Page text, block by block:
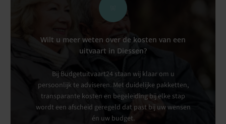
Wilt u meer weten over de kosten van een
uitvaart in Diessen?
Bij Budgetuitvaart24 staan wij klaar om u
persoonlijk te adviseren. Met duidelijke pakketten,
transparante kosten en begeleiding bij elke stap
wordt een afscheid geregeld dat past bij uw wensen
én uw budget.